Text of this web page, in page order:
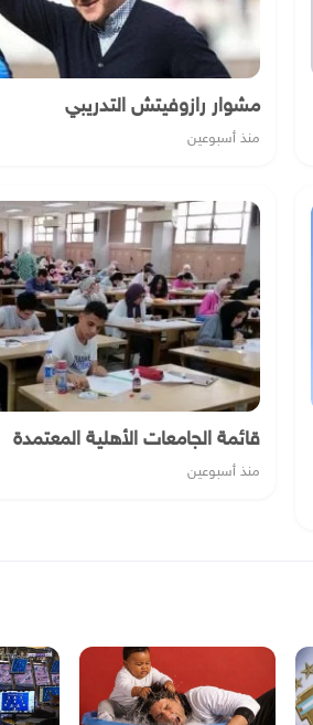
مشوار رازوفيتش التدريبي
منذ أسبوعين
قائمة الجامعات الأهلية المعتمدة
منذ أسبوعين